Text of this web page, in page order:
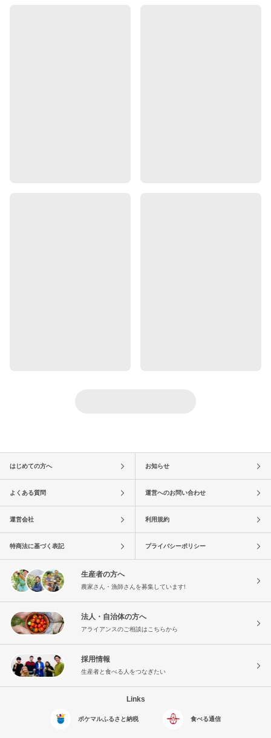
はじめての方へ お知らせ
よくある質問 運営へのお問い合わせ
運営会社 利用規約
特商法に基づく表記 プライバシーポリシー
生産者の方へ
農家さん・漁師さんを募集しています!
法人・自治体の方へ
アライアンスのご相談はこちらから
採用情報
生産者と食べる人をつなぎたい
Links
ポケマルふるさと納税 食べる通信